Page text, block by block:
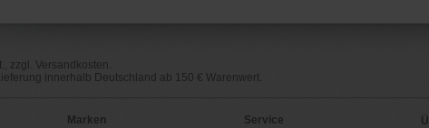
zzgl. Versandkosten.
innerhalb Deutschland ab 150 € Warenwert.
Marken
Service